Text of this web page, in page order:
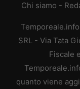
Chi siamo -
SRL - Via Tata
Fiscale
quanto viene